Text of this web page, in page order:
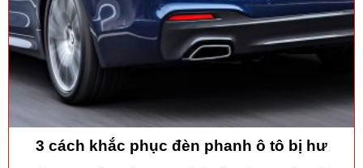
3 cách khắc phục đèn phanh ô tô bị hư